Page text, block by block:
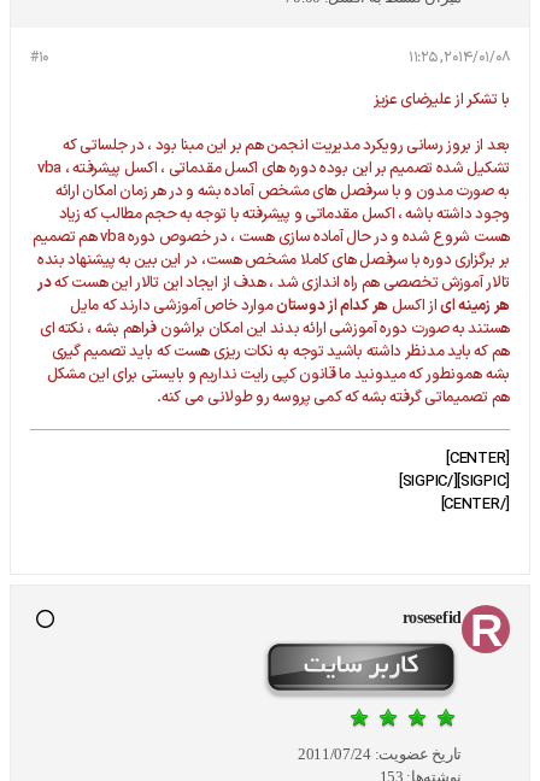
#10 2014/01/08, 11:25
با تشکر از علیرضای عزیز
بعد از بروز رسانی رویکرد مدیریت انجمن هم بر این مبنا بود ، در جلساتی که
تشکیل شده تصمیم بر این بوده دوره های اکسل مقدماتی ، اکسل پیشرفته ، vba
به صورت مدون و با سرفصل های مشخص آماده بشه و در هر زمان امکان ارائه
وجود داشته باشه ، اکسل مقدماتی و پیشرفته با توجه به حجم مطالب که زیاد
هست شروع شده و در حال آماده سازی هست ، در خصوص دوره vba هم تصمیم
بر برگزاری دوره با سرفصل های کاملا مشخص هست، در این بین به پیشنهاد بنده
تالار آموزش تخصصی هم راه اندازی شد ، هدف از ایجاد این تالار این هست کهدر
هر زمینه ایاز اکسلهر کدام از دوستانموارد خاص آموزشی دارند که مایل
هستند به صورت دوره آموزشی ارائه بدند این امکان براشون فراهم بشه ، نکته ای
هم که باید مدنظر داشته باشید توجه به نکات ریزی هست که باید تصمیم گیری
بشه همونطور که میدونید ما قانون کپی رایت نداریم و بایستی برای این مشکل
هم تصمیماتی گرفته بشه که کمی پروسه رو طولانی می کنه.
[CENTER]
[SIGPIC][/SIGPIC]
[/CENTER]
rosesefid
تاریخ عضویت: 2011/07/24
نوشته‌ها: 153